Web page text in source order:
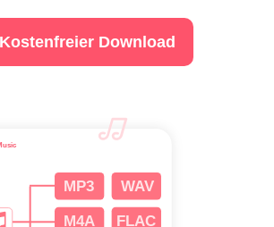
Kostenfreier Download